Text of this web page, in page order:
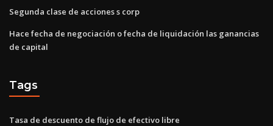
Segunda clase de acciones s corp
Hace fecha de negociación o fecha de liquidación las ganancias
de capital
Tags
Tasa de descuento de flujo de efectivo libre